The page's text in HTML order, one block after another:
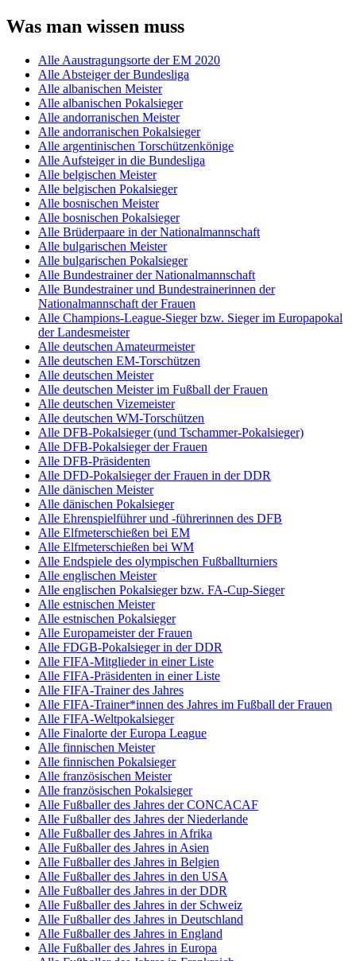
Was man wissen muss
Alle Aaustragungsorte der EM 2020
Alle Absteiger der Bundesliga
Alle albanischen Meister
Alle albanischen Pokalsieger
Alle andorranischen Meister
Alle andorranischen Pokalsieger
Alle argentinischen Torschützenkönige
Alle Aufsteiger in die Bundesliga
Alle belgischen Meister
Alle belgischen Pokalsieger
Alle bosnischen Meister
Alle bosnischen Pokalsieger
Alle Brüderpaare in der Nationalmannschaft
Alle bulgarischen Meister
Alle bulgarischen Pokalsieger
Alle Bundestrainer der Nationalmannschaft
Alle Bundestrainer und Bundestrainerinnen der
Nationalmannschaft der Frauen
Alle Champions-League-Sieger bzw. Sieger im Europapokal
der Landesmeister
Alle deutschen Amateurmeister
Alle deutschen EM-Torschützen
Alle deutschen Meister
Alle deutschen Meister im Fußball der Frauen
Alle deutschen Vizemeister
Alle deutschen WM-Torschützen
Alle DFB-Pokalsieger (und Tschammer-Pokalsieger)
Alle DFB-Pokalsieger der Frauen
Alle DFB-Präsidenten
Alle DFD-Pokalsieger der Frauen in der DDR
Alle dänischen Meister
Alle dänischen Pokalsieger
Alle Ehrenspielführer und -führerinnen des DFB
Alle Elfmeterschießen bei EM
Alle Elfmeterschießen bei WM
Alle Endspiele des olympischen Fußballturniers
Alle englischen Meister
Alle englischen Pokalsieger bzw. FA-Cup-Sieger
Alle estnischen Meister
Alle estnischen Pokalsieger
Alle Europameister der Frauen
Alle FDGB-Pokalsieger in der DDR
Alle FIFA-Mitglieder in einer Liste
Alle FIFA-Präsidenten in einer Liste
Alle FIFA-Trainer des Jahres
Alle FIFA-Trainer*innen des Jahres im Fußball der Frauen
Alle FIFA-Weltpokalsieger
Alle Finalorte der Europa League
Alle finnischen Meister
Alle finnischen Pokalsieger
Alle französischen Meister
Alle französischen Pokalsieger
Alle Fußballer des Jahres der CONCACAF
Alle Fußballer des Jahres der Niederlande
Alle Fußballer des Jahres in Afrika
Alle Fußballer des Jahres in Asien
Alle Fußballer des Jahres in Belgien
Alle Fußballer des Jahres in den USA
Alle Fußballer des Jahres in der DDR
Alle Fußballer des Jahres in der Schweiz
Alle Fußballer des Jahres in Deutschland
Alle Fußballer des Jahres in England
Alle Fußballer des Jahres in Europa